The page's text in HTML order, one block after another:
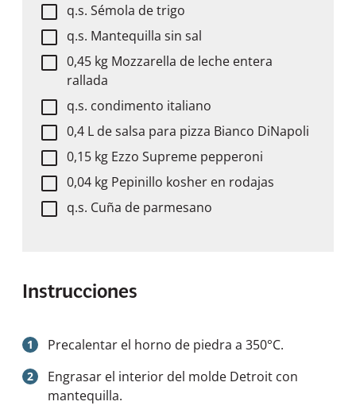
q.s. Sémola de trigo
q.s. Mantequilla sin sal
0,45 kg Mozzarella de leche entera
rallada
q.s. condimento italiano
0,4 L de salsa para pizza Bianco DiNapoli
0,15 kg Ezzo Supreme pepperoni
0,04 kg Pepinillo kosher en rodajas
q.s. Cuña de parmesano
Instrucciones
Precalentar el horno de piedra a 350°C.
Engrasar el interior del molde Detroit con
mantequilla.